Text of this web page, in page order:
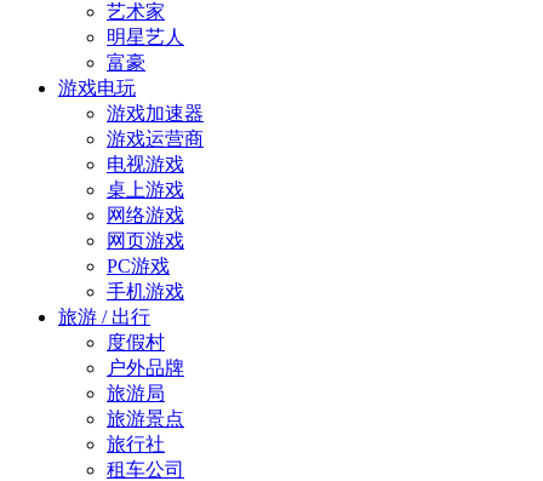
艺术家
明星艺人
富豪
游戏电玩
游戏加速器
游戏运营商
电视游戏
桌上游戏
网络游戏
网页游戏
PC游戏
手机游戏
旅游 / 出行
度假村
户外品牌
旅游局
旅游景点
旅行社
租车公司